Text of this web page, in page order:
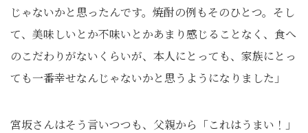
じゃないかと思ったんです。焼酎の例もそのひとつ。そし
て、美味しいとか不味いとかあまり感じることなく、食へ
のこだわりがないくらいが、本人にとっても、家族にとっ
ても一番幸せなんじゃないかと思うようになりました」
宮坂さんはそう言いつつも、父親から「これはうまい！」